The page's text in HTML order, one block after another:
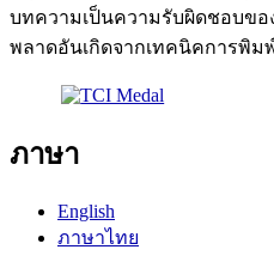
บทความเป็นความรับผิดชอบขอ
พลาดอันเกิดจากเทคนิคการพิม
ภาษา
English
ภาษาไทย